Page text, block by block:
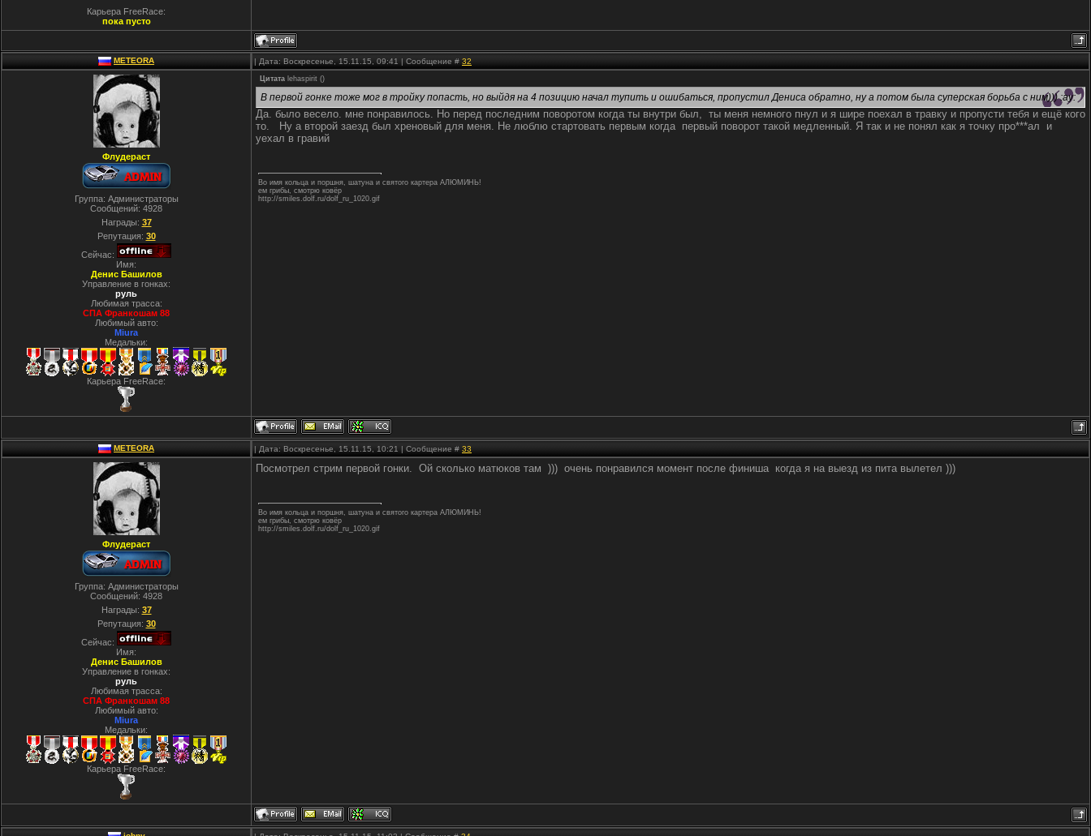
Карьера FreeRace:
пока пусто
METEORA | Дата: Воскресенье, 15.11.15, 09:41 | Сообщение # 32
Флудераст
Группа: Администраторы
Сообщений: 4928
Награды: 37
Репутация: 30
Сейчас:
Имя:
Денис Башилов
Управление в гонках:
руль
Любимая трасса:
СПА Франкошам 88
Любимый авто:
Miura
Медальки:
Карьера FreeRace:
Цитата lehaspirit ()
В первой гонке тоже мог в тройку попасть, но выйдя на 4 позицию начал тупить и ошибаться, пропустил Дениса обратно, ну а потом была суперская борьба с ним))) :ay:
Да. было весело. мне понравилось. Но перед последним поворотом когда ты внутри был, ты меня немного пнул и я шире поехал в травку и пропусти тебя и ещё кого
то. Ну а второй заезд был хреновый для меня. Не люблю стартовать первым когда первый поворот такой медленный. Я так и не понял как я точку про***ал и
уехал в гравий
Во имя кольца и поршня, шатуна и святого картера АЛЮМИНЬ!
ем грибы, смотрю ковёр
http://smiles.dolf.ru/dolf_ru_1020.gif
METEORA | Дата: Воскресенье, 15.11.15, 10:21 | Сообщение # 33
Флудераст
Группа: Администраторы
Сообщений: 4928
Награды: 37
Репутация: 30
Сейчас:
Имя:
Денис Башилов
Управление в гонках:
руль
Любимая трасса:
СПА Франкошам 88
Любимый авто:
Miura
Медальки:
Карьера FreeRace:
Посмотрел стрим первой гонки. Ой сколько матюков там ))) очень понравился момент после финиша когда я на выезд из пита вылетел )))
Во имя кольца и поршня, шатуна и святого картера АЛЮМИНЬ!
ем грибы, смотрю ковёр
http://smiles.dolf.ru/dolf_ru_1020.gif